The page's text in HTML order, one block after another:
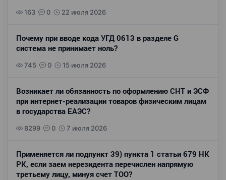
163 0 22 июля 2026
Почему при вводе кода УГД 0613 в разделе G
система не принимает ноль?
745 0 15 июля 2026
Возникает ли обязанность по оформлению СНТ и ЭСФ
при интернет-реализации товаров физическим лицам
в государства ЕАЭС?
8299 0 7 июля 2026
Применяется ли подпункт 39) пункта 1 статьи 679 НК
РК, если заем нерезидента перечислен напрямую
третьему лицу, минуя счет ТОО?